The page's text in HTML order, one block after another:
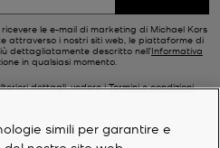
le e-mail di marketing di Michael Kors
attraverso i nostri siti web, le piattaforme di
dettagliatamente descritto nell’Informativa
in qualsiasi momento.
dettagli, vedere iTermini e condizioni
simili per garantire e